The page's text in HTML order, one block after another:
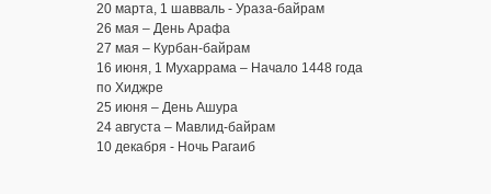
20 марта, 1 шавваль - Ураза-байрам
26 мая – День Арафа
27 мая – Курбан-байрам
16 июня, 1 Мухаррама – Начало 1448 года
по Хиджре
25 июня – День Ашура
24 августа – Мавлид-байрам
10 декабря - Ночь Рагаиб